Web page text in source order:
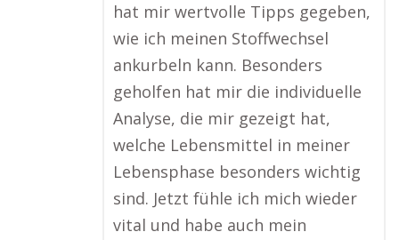
hat mir wertvolle Tipps gegeben,
wie ich meinen Stoffwechsel
ankurbeln kann. Besonders
geholfen hat mir die individuelle
Analyse, die mir gezeigt hat,
welche Lebensmittel in meiner
Lebensphase besonders wichtig
sind. Jetzt fühle ich mich wieder
vital und habe auch mein